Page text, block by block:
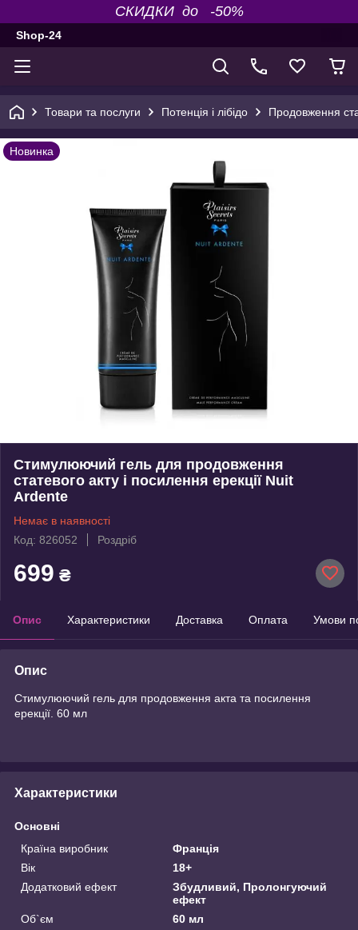
СКИДКИ до -50%
Shop-24
Товари та послуги Потенція і лібідо Продовження
Новинка
Стимулюючий гель для продовження
статевого акту і посилення ерекції Nuit
Ardente
Немає в наявності
Код: 826052
Роздріб
699 ₴
Опис Характеристики Доставка Оплата Умови
Опис
Стимулюючий гель для продовження акта та посилення
ерекції. 60 мл
Характеристики
Основні
Країна виробник
Франція
Вік
18+
Додатковий ефект
Збудливий, Пролонгуючий
ефект
Об`єм
60 мл